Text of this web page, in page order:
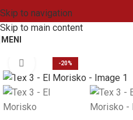
Skip to navigation
Skip to main content
MENI
-20%
Kliknite da biste uvećali